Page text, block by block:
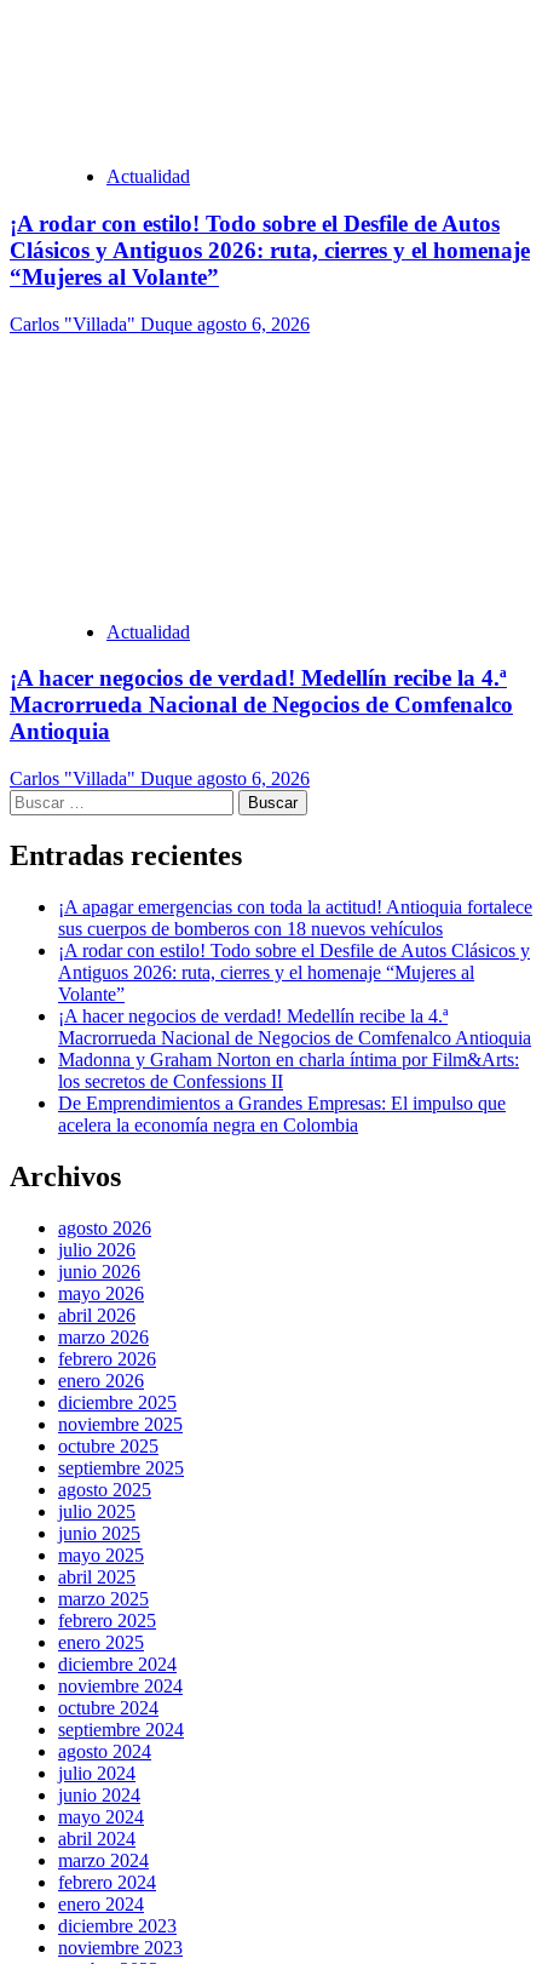
Actualidad
¡A rodar con estilo! Todo sobre el Desfile de Autos
Clásicos y Antiguos 2026: ruta, cierres y el homenaje
“Mujeres al Volante”
Carlos "Villada" Duque agosto 6, 2026
Actualidad
¡A hacer negocios de verdad! Medellín recibe la 4.ª
Macrorrueda Nacional de Negocios de Comfenalco
Antioquia
Carlos "Villada" Duque agosto 6, 2026
Buscar:
Entradas recientes
¡A apagar emergencias con toda la actitud! Antioquia fortalece
sus cuerpos de bomberos con 18 nuevos vehículos
¡A rodar con estilo! Todo sobre el Desfile de Autos Clásicos y
Antiguos 2026: ruta, cierres y el homenaje “Mujeres al
Volante”
¡A hacer negocios de verdad! Medellín recibe la 4.ª
Macrorrueda Nacional de Negocios de Comfenalco Antioquia
Madonna y Graham Norton en charla íntima por Film&Arts:
los secretos de Confessions II
De Emprendimientos a Grandes Empresas: El impulso que
acelera la economía negra en Colombia
Archivos
agosto 2026
julio 2026
junio 2026
mayo 2026
abril 2026
marzo 2026
febrero 2026
enero 2026
diciembre 2025
noviembre 2025
octubre 2025
septiembre 2025
agosto 2025
julio 2025
junio 2025
mayo 2025
abril 2025
marzo 2025
febrero 2025
enero 2025
diciembre 2024
noviembre 2024
octubre 2024
septiembre 2024
agosto 2024
julio 2024
junio 2024
mayo 2024
abril 2024
marzo 2024
febrero 2024
enero 2024
diciembre 2023
noviembre 2023